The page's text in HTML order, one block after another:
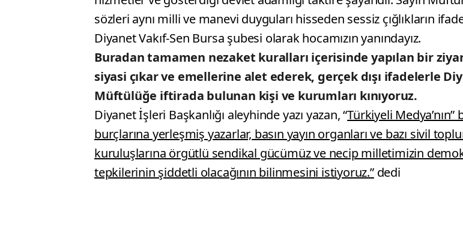
sözleri aynı milli ve manevi duyguları hisseden sessiz çığlıkların
Diyanet Vakıf-Sen Bursa şubesi olarak hocamızın yanındayız.
Buradan tamamen nezaket kuralları içerisinde yapılan bir
siyasi çıkar ve emellerine alet ederek, gerçek dışı ifadelerle
Müftülüğe iftirada bulunan kişi ve kurumları kınıyoruz.
Diyanet İşleri Başkanlığı aleyhinde yazı yazan, “Türkiyeli Medya’nın”
burçlarına yerleşmiş yazarlar, basın yayın organları ve bazı sivil
kuruluşlarına örgütlü sendikal gücümüz ve necip milletimizin
tepkilerinin şiddetli olacağının bilinmesini istiyoruz.”